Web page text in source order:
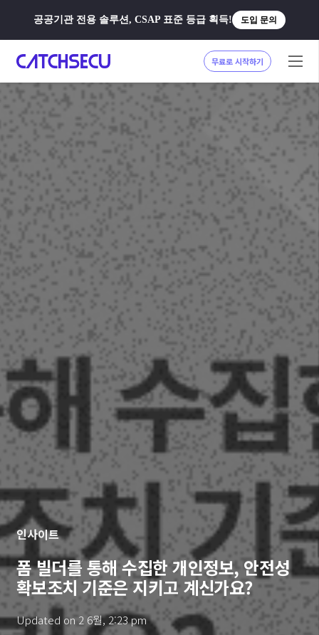
공공기관 전용 솔루션, CSAP 표준 등급 획득! 도입 문의
무료로 시작하기
인사이트
폼 빌더를 통해 수집한 개인정보, 안전성
확보조치 기준은 지키고 계신가요?
Updated on 2 6월, 2:23 pm